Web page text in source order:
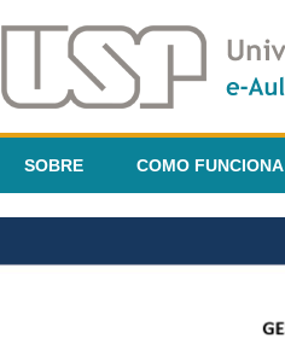
SOBRE COMO FUNCIONA